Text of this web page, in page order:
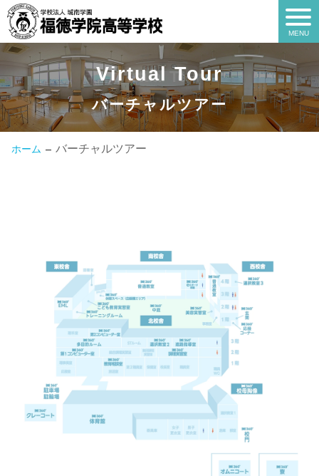
Virtual Tour
バーチャルツアー
Virtual Tour
ホーム バーチャルツアー